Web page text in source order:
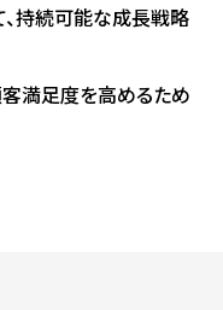
持続可能な成長戦略
満足度を高めるため